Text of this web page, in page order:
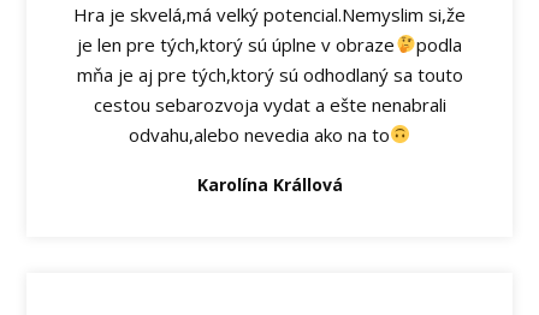
Hra je skvelá,má velký potencial.Nemyslim si,že
je len pre tých,ktorý sú úplne v obraze
podla
mňa je aj pre tých,ktorý sú odhodlaný sa touto
cestou sebarozvoja vydat a ešte nenabrali
odvahu,alebo nevedia ako na to
Karolína Krállová